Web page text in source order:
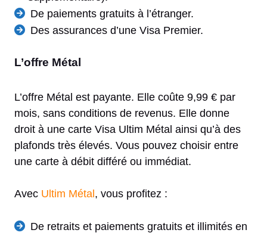
De paiements gratuits à l’étranger.
Des assurances d’une Visa Premier.
L’offre Métal
L’offre Métal est payante. Elle coûte 9,99 € par
mois, sans conditions de revenus. Elle donne
droit à une carte Visa Ultim Métal ainsi qu’à des
plafonds très élevés. Vous pouvez choisir entre
une carte à débit différé ou immédiat.
Avec Ultim Métal , vous profitez :
De retraits et paiements gratuits et illimités en